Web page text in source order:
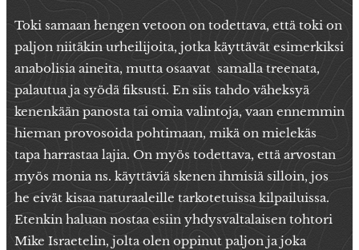
Toki samaan hengen vetoon on todettava, että toki on
paljon niitäkin urheilijoita, jotka käyttävät esimerkiksi
anabolisia aineita, mutta osaavat samalla treenata,
palautua ja syödä fiksusti. En siis tahdo väheksyä
kenenkään panosta tai omia valintoja, vaan ennemmin
hieman provosoida pohtimaan, mikä on mielekäs
tapa harrastaa lajia. On myös todettava, että arvostan
myös monia ns. käyttäviä skenen ihmisiä silloin, jos
he eivät kisaa naturaaleille tarkotetuissa kilpailuissa.
Etenkin haluan nostaa esiin yhdysvaltalaisen tohtori
Mike Israetelin, jolta olen oppinut paljon ja joka